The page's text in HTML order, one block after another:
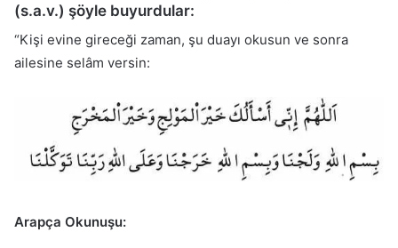
(s.a.v.) şöyle buyurdular:
“Kişi evine gireceği zaman, şu duayı okusun ve sonra
ailesine selâm versin:
Arapça Okunuşu: